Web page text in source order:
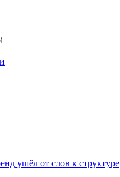
ушёл от слов к структуре